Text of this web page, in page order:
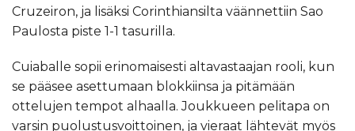
Cruzeiron, ja lisäksi Corinthiansilta väännettiin Sao
Paulosta piste 1-1 tasurilla.
Cuiaballe sopii erinomaisesti altavastaajan rooli, kun
se pääsee asettumaan blokkiinsa ja pitämään
ottelujen tempot alhaalla. Joukkueen pelitapa on
varsin puolustusvoittoinen, ja vieraat lähtevät myös